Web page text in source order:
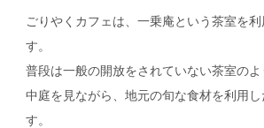
ごりやくカフェは、一乗庵という茶室を
す。
普段は一般の開放をされていない茶室のよ
中庭を見ながら、地元の旬な食材を利用し
す。